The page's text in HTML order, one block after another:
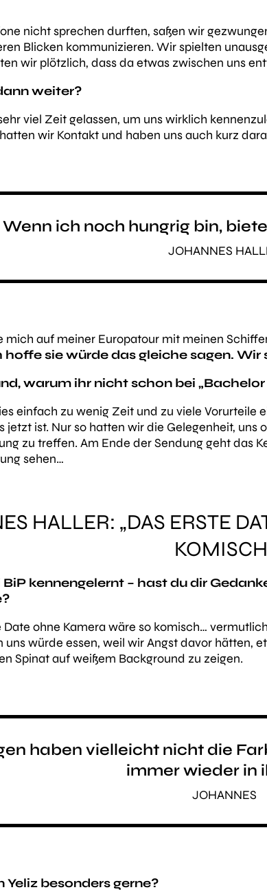
nicht sprechen durften, saßen wir
Blicken kommunizieren. Wir spielten
wir plötzlich, dass da etwas zwischen uns
weiter?
viel Zeit gelassen, um uns wirklich
wir Kontakt und haben uns auch kurz
Wenn ich noch hungrig bin,
JOHANNES
mich auf meiner Europatour mit meinen
hoffe sie würde das gleiche sagen.
warum ihr nicht schon bei
einfach zu wenig Zeit und zu viele Vorurteile
jetzt ist. Nur so hatten wir die Gelegenheit, uns
zu treffen. Am Ende der Sendung geht das
sehen…
HALLER: „DAS ERSTE
kennengelernt – hast du dir
Date ohne Kamera wäre so komisch…
uns würde essen, weil wir Angst davor hätten,
Spinat auf weißem Background zu zeigen.
haben vielleicht nicht die
immer wieder in
JOHANNES
Yeliz besonders gerne?